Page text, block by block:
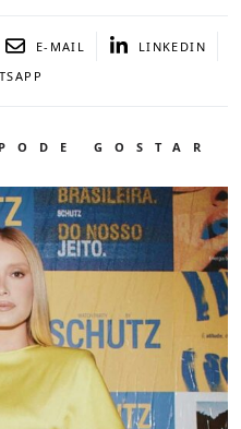
E-MAIL
LINKEDIN
GOSTAR